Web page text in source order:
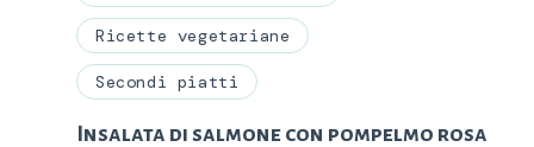
Ricette vegetariane
Secondi piatti
Insalata di salmone con pompelmo rosa